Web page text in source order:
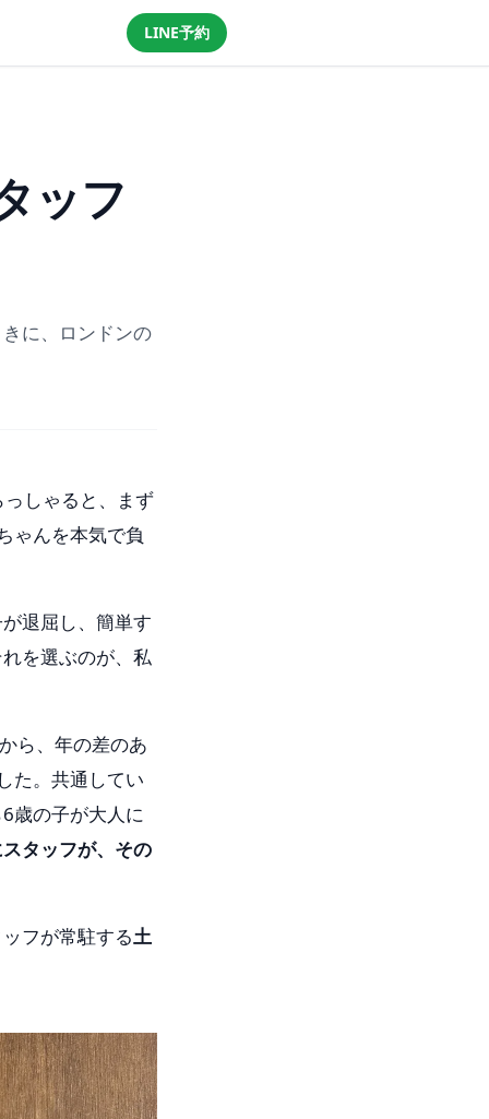
LINE予約
ッフ
に、ロンドンの
しゃると、まず
ゃんを本気で負
退屈し、簡単す
を選ぶのが、私
ら、年の差のあ
た。共通してい
歳の子が大人に
タッフが、その
フが常駐する土
LINEで予約・相談する